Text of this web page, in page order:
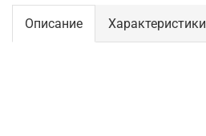
Описание Характеристики